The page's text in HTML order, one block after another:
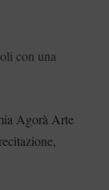
con una
Agorà Arte